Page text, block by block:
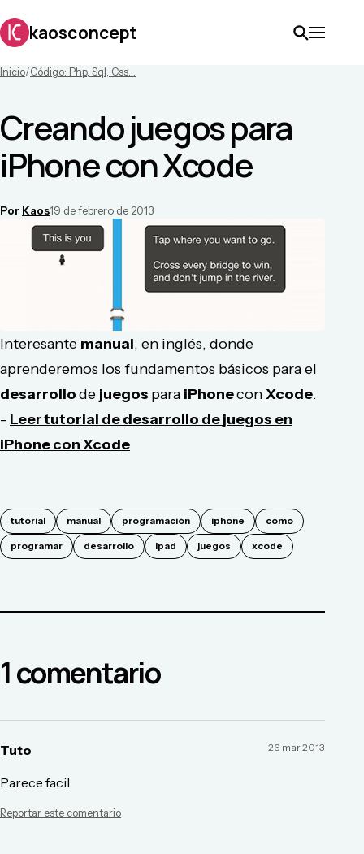
kaosconcept
Inicio/Código: Php, Sql, Css...
Creando juegos para
iPhone con Xcode
Por Kaos19 de febrero de 2013
Interesante manual, en inglés, donde
aprenderemos los fundamentos básicos para el
desarrollode juegos para iPhonecon Xcode.
- Leertutorial dedesarrollo dejuegos en
iPhonecon Xcode
tutorial manual programación iphone como
programar desarrollo ipad juegos xcode
1comentario
Tuto 26 mar 2013
Parece facil
Reportar este comentario